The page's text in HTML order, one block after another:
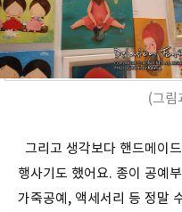
(그림
그리고 생각보다 핸드메이
행사기도 했어요. 종이 공예
가죽공예, 액세서리 등 정말